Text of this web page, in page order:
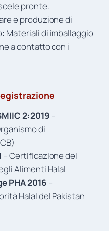
pronte.
e produzione di
Materiali di imballaggio
a contatto con i
2:2019 –
di
– Certificazione del
Alimenti Halal
PHA 2016 –
Halal del Pakistan